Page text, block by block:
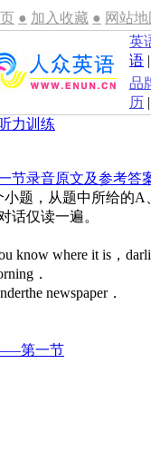
● 加入收藏 ● 网站地
英
语 |
品
历 |
力训练
节录音原文及参考答
题，从题中所给的
话仅读一遍。
know where it is，
．
newspaper．
第一节